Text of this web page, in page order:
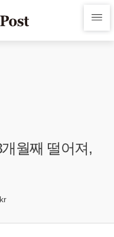
월째 떨어져,